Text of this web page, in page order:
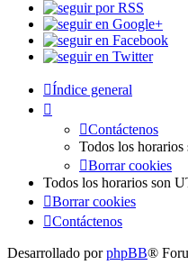
Índice general
Contáctenos
Todos los horarios
Borrar cookies
Todos los horarios son
Borrar cookies
Contáctenos
Desarrollado porphpBB®